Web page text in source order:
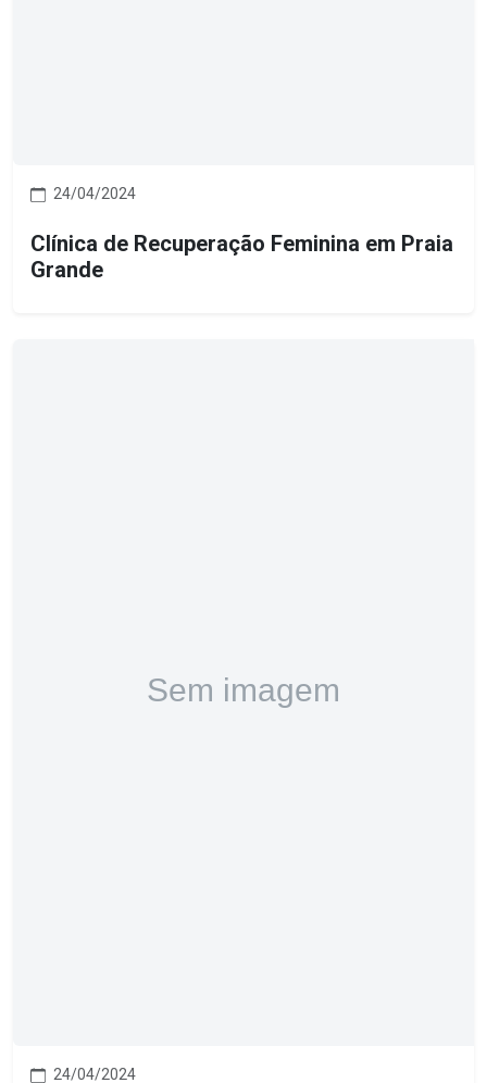
24/04/2024
Clínica de Recuperação Feminina em Praia
Grande
24/04/2024